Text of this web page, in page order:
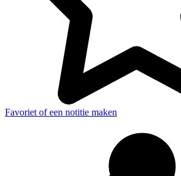
Favoriet of een notitie maken